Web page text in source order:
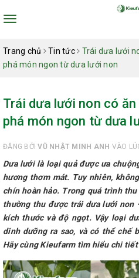
Toggle
Trang chủ Tin tức
Trái dưa lưới
phá món ngon từ dưa lưới non
Trái dưa lưới non có
phá món ngon từ dưa
ĐĂNG BỞIVŨ NHẬT MINH ANH VÀO
Dưa lưới là loại quả được ưa
hương thơm mát. Tuy nhiên,
chín hoàn hảo. Trong quá trình
thường thu được trái dưa lưới non
kích thước và độ ngọt. Vậy loại
dinh dưỡng ra sao, và có thể chế
Hãy cùng Kieufarm tìm hiểu chi